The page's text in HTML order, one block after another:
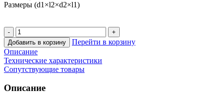
Размеры (d1×l2×d2×l1)
Добавить в корзину
Перейти в корзину
Описание
Технические характеристики
Сопутствующие товары
Описание